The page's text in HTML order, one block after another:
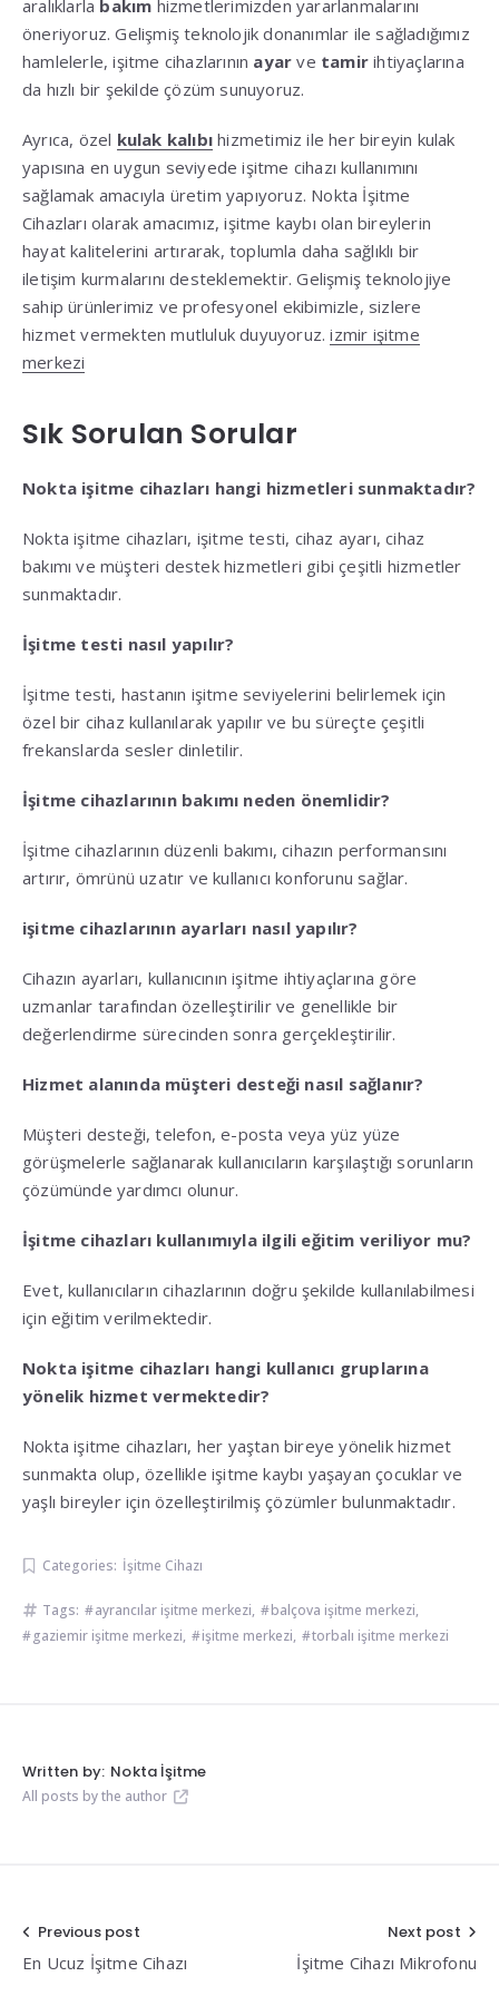
aralıklarla bakım hizmetlerimizden yararlanmalarını
öneriyoruz. Gelişmiş teknolojik donanımlar ile sağladığımız
hamlelerle, işitme cihazlarının ayar ve tamir ihtiyaçlarına
da hızlı bir şekilde çözüm sunuyoruz.
Ayrıca, özel kulak kalıbı hizmetimiz ile her bireyin kulak
yapısına en uygun seviyede işitme cihazı kullanımını
sağlamak amacıyla üretim yapıyoruz. Nokta İşitme
Cihazları olarak amacımız, işitme kaybı olan bireylerin
hayat kalitelerini artırarak, toplumla daha sağlıklı bir
iletişim kurmalarını desteklemektir. Gelişmiş teknolojiye
sahip ürünlerimiz ve profesyonel ekibimizle, sizlere
hizmet vermekten mutluluk duyuyoruz.izmir işitme
merkezi
Sık Sorulan Sorular
Nokta işitme cihazları hangi hizmetleri sunmaktadır?
Nokta işitme cihazları, işitme testi, cihaz ayarı, cihaz
bakımı ve müşteri destek hizmetleri gibi çeşitli hizmetler
sunmaktadır.
İşitme testi nasıl yapılır?
İşitme testi, hastanın işitme seviyelerini belirlemek için
özel bir cihaz kullanılarak yapılır ve bu süreçte çeşitli
frekanslarda sesler dinletilir.
İşitme cihazlarının bakımı neden önemlidir?
İşitme cihazlarının düzenli bakımı, cihazın performansını
artırır, ömrünü uzatır ve kullanıcı konforunu sağlar.
işitme cihazlarının ayarları nasıl yapılır?
Cihazın ayarları, kullanıcının işitme ihtiyaçlarına göre
uzmanlar tarafından özelleştirilir ve genellikle bir
değerlendirme sürecinden sonra gerçekleştirilir.
Hizmet alanında müşteri desteği nasıl sağlanır?
Müşteri desteği, telefon, e-posta veya yüz yüze
görüşmelerle sağlanarak kullanıcıların karşılaştığı sorunların
çözümünde yardımcı olunur.
İşitme cihazları kullanımıyla ilgili eğitim veriliyor mu?
Evet, kullanıcıların cihazlarının doğru şekilde kullanılabilmesi
için eğitim verilmektedir.
Nokta işitme cihazları hangi kullanıcı gruplarına
yönelik hizmet vermektedir?
Nokta işitme cihazları, her yaştan bireye yönelik hizmet
sunmakta olup, özellikle işitme kaybı yaşayan çocuklar ve
yaşlı bireyler için özelleştirilmiş çözümler bulunmaktadır.
Categories: İşitme Cihazı
Tags: ayrancılar işitme merkezi, balçova işitme merkezi,
gaziemir işitme merkezi, işitme merkezi, torbalı işitme merkezi
Written by: Nokta İşitme
All posts by the author
Yazı
gezinmesi
Previous post
En Ucuz İşitme Cihazı
Next post
İşitme Cihazı Mikrofonu